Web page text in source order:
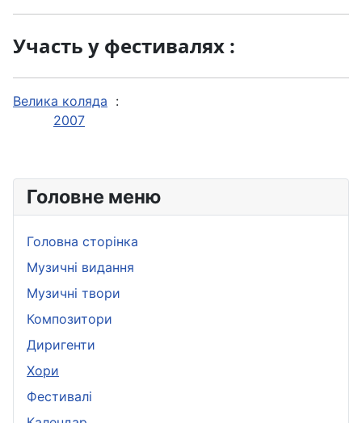
Головне меню
Головна сторінка
Музичні видання
Музичні твори
Композитори
Диригенти
Хори
Фестивалі
Участь у фестивалях :
Велика коляда :
2007